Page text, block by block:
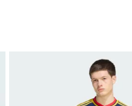
ほしいものリストに追加